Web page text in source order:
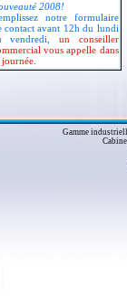
2008!
notre formulaire
contact avant 12h du lundi
vendredi, un conseiller
vous appelle dans
Gamme